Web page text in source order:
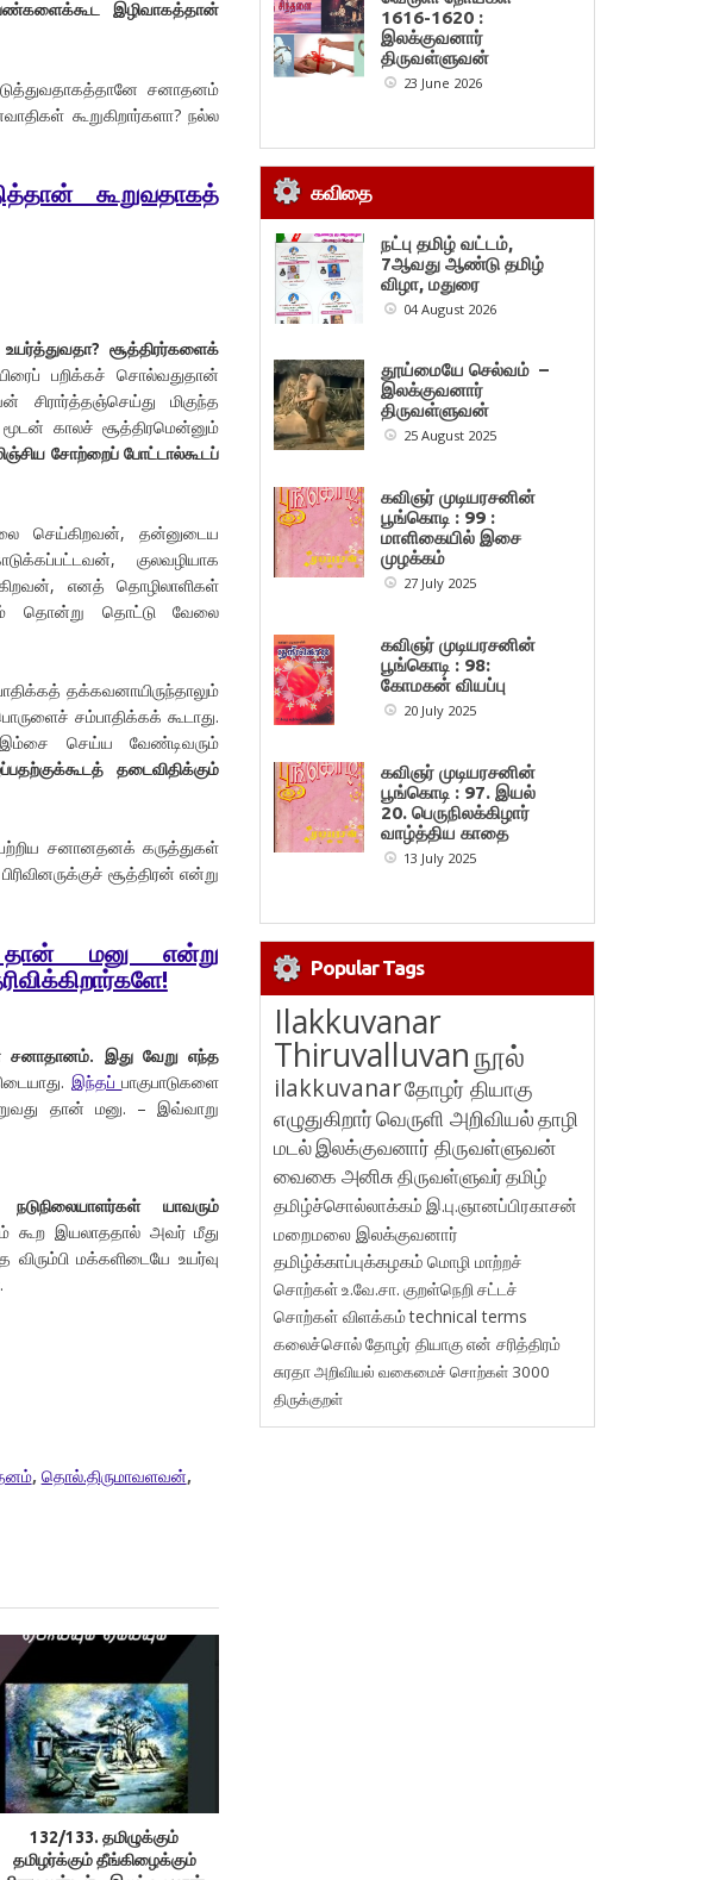
இழிவாகத்தான்
சனாதனம்
கூறுகிறார்களா? நல்ல
கூறுவதாகத்
சூத்திரர்களைக்
பறிக்கச் சொல்வதுதான்
சிரார்த்தஞ்செய்து மிகுந்த
காலச் சூத்திரமென்னும்
சோற்றைப் போட்டால்கூடப்
செய்கிறவன், தன்னுடைய
குலவழியாக
எனத் தொழிலாளிகள்
தொன்று தொட்டு வேலை
தக்கவனாயிருந்தாலும்
சம்பாதிக்கக் கூடாது.
இம்சை செய்ய வேண்டிவரும்
தடைவிதிக்கும்
சனானதனக் கருத்துகள்
சூத்திரன் என்று
தான் மனு என்று
சனாதானம். இது வேறு எந்த
இந்தப்பாகுபாடுகளை
தான் மனு. – இவ்வாறு
யாவரும்
கூற இயலாததால் அவர் மீது
மக்களிடையே உயர்வு
, தொல்.திருமாவளவன்,
132/133. தமிழுக்கும்
தமிழர்க்கும் தீங்கிழைக்கும்
1616-1620 :
இலக்குவனார்
திருவள்ளுவன்
23 June 2026
கவிதை
நட்பு தமிழ் வட்டம்,
7ஆவது ஆண்டு தமிழ்
விழா, மதுரை
04 August 2026
தூய்மையே செல்வம் –
இலக்குவனார்
திருவள்ளுவன்
25 August 2025
கவிஞர் முடியரசனின்
பூங்கொடி : 99 :
மாளிகையில் இசை
முழக்கம்
27 July 2025
கவிஞர் முடியரசனின்
பூங்கொடி : 98:
கோமகன் வியப்பு
20 July 2025
கவிஞர் முடியரசனின்
பூங்கொடி : 97. இயல்
20. பெருநிலக்கிழார்
வாழ்த்திய காதை
13 July 2025
Popular Tags
Ilakkuvanar
Thiruvalluvanநூல்
ilakkuvanarதோழர் தியாகு
எழுதுகிறார்வெருளி அறிவியல்தாழி
மடல்இலக்குவனார் திருவள்ளுவன்
வைகை அனிசுதிருவள்ளுவர்தமிழ்
தமிழ்ச்சொல்லாக்கம் இ.பு.ஞானப்பிரகாசன்
மறைமலை இலக்குவனார்
தமிழ்க்காப்புக்கழகம் மொழி மாற்றச்
சொற்கள்உ.வே.சா. குறள்நெறி சட்டச்
சொற்கள் விளக்கம்technical terms
கலைச்சொல்தோழர் தியாகுஎன் சரித்திரம்
சுரதாஅறிவியல் வகைமைச் சொற்கள் 3000
திருக்குறள்